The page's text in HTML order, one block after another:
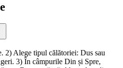
2) Alege tipul călătoriei: Dus sau
3) În câmpurile Din și Spre,